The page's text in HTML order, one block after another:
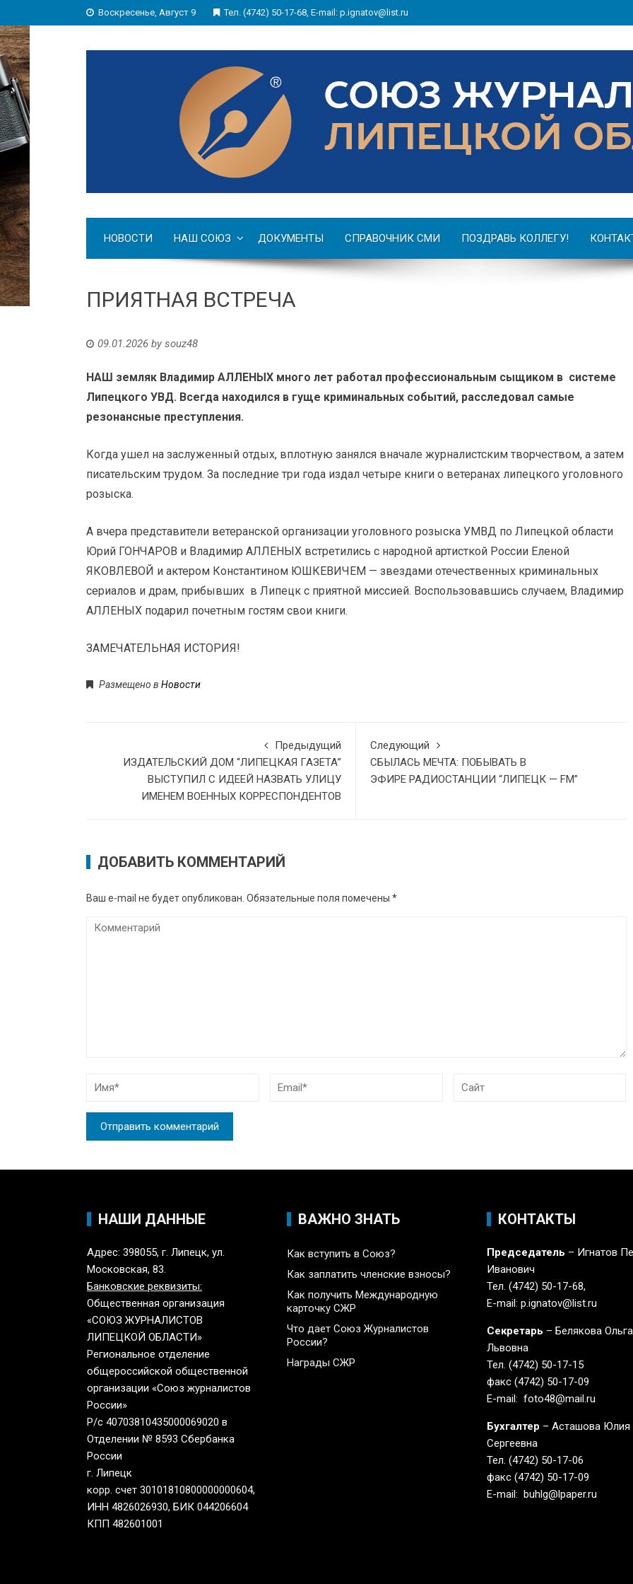
Воскресенье, Август 9 Тел. (4742) 50-17-68, E-mail: p.ignatov@list.ru
НОВОСТИ НАШ СОЮЗ ДОКУМЕНТЫ СПРАВОЧНИК СМИ ПОЗДРАВЬ КОЛЛЕГУ!
ПРИЯТНАЯ ВСТРЕЧА
09.01.2026 by souz48
НАШ земляк Владимир АЛЛЕНЫХ много лет работал профессиональным сыщиком в системе
Липецкого УВД. Всегда находился в гуще криминальных событий, расследовал самые
резонансные преступления.
Когда ушел на заслуженный отдых, вплотную занялся вначале журналистским творчеством, а затем
писательским трудом. За последние три года издал четыре книги о ветеранах липецкого уголовного
розыска.
А вчера представители ветеранской организации уголовного розыска УМВД по Липецкой области
Юрий ГОНЧАРОВ и Владимир АЛЛЕНЫХ встретились с народной артисткой России Еленой
ЯКОВЛЕВОЙ и актером Константином ЮШКЕВИЧЕМ — звездами отечественных криминальных
сериалов и драм, прибывших в Липецк с приятной миссией. Воспользовавшись случаем, Владимир
АЛЛЕНЫХ подарил почетным гостям свои книги.
ЗАМЕЧАТЕЛЬНАЯ ИСТОРИЯ!
Размещено в Новости
Предыдущий
ИЗДАТЕЛЬСКИЙ ДОМ “ЛИПЕЦКАЯ ГАЗЕТА”
ВЫСТУПИЛ С ИДЕЕЙ НАЗВАТЬ УЛИЦУ
ИМЕНЕМ ВОЕННЫХ КОРРЕСПОНДЕНТОВ
Следующий
СБЫЛАСЬ МЕЧТА: ПОБЫВАТЬ В
ЭФИРЕ РАДИОСТАНЦИИ “ЛИПЕЦК — FМ”
ДОБАВИТЬ КОММЕНТАРИЙ
Ваш e-mail не будет опубликован. Обязательные поля помечены *
НАШИ ДАННЫЕ
Адрес: 398055, г. Липецк, ул.
Московская, 83.
Банковские реквизиты:
Общественная организация
«СОЮЗ ЖУРНАЛИСТОВ
ЛИПЕЦКОЙ ОБЛАСТИ»
Региональное отделение
общероссийской общественной
организации «Союз журналистов
России»
Р/с 40703810435000069020 в
Отделении № 8593 Сбербанка
России
г. Липецк
корр. счет 30101810800000000604,
ИНН 4826026930, БИК 044206604
КПП 482601001
ВАЖНО ЗНАТЬ
Как вступить в Союз?
Как заплатить членские взносы?
Как получить Международную
карточку СЖР
Что дает Союз Журналистов
России?
Награды СЖР
КОНТАКТЫ
Председатель – Игнатов
Иванович
Тел. (4742) 50-17-68,
E-mail: p.ignatov@list.ru
Секретарь – Белякова Ольга
Львовна
Тел. (4742) 50-17-15
факс (4742) 50-17-09
E-mail: foto48@mail.ru
Бухгалтер – Асташова Юлия
Сергеевна
Тел. (4742) 50-17-06
факс (4742) 50-17-09
E-mail: buhlg@lpaper.ru